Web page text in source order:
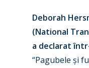
Deborah
(National
a declarat
“Pagubele și